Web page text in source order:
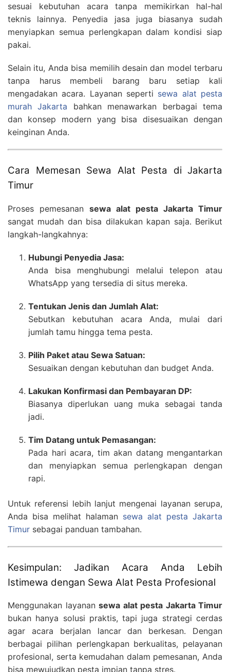
sesuai kebutuhan acara tanpa memikirkan hal-hal
teknis lainnya. Penyedia jasa juga biasanya sudah
menyiapkan semua perlengkapan dalam kondisi siap
pakai.
Selain itu, Anda bisa memilih desain dan model terbaru
tanpa harus membeli barang baru setiap kali
mengadakan acara. Layanan seperti sewa alat pesta
murah Jakarta bahkan menawarkan berbagai tema
dan konsep modern yang bisa disesuaikan dengan
keinginan Anda.
Cara Memesan Sewa Alat Pesta di Jakarta
Timur
Proses pemesanan sewa alat pesta Jakarta Timur
sangat mudah dan bisa dilakukan kapan saja. Berikut
langkah-langkahnya:
Hubungi Penyedia Jasa:
Anda bisa menghubungi melalui telepon atau
WhatsApp yang tersedia di situs mereka.
Tentukan Jenis dan Jumlah Alat:
Sebutkan kebutuhan acara Anda, mulai dari
jumlah tamu hingga tema pesta.
Pilih Paket atau Sewa Satuan:
Sesuaikan dengan kebutuhan dan budget Anda.
Lakukan Konfirmasi dan Pembayaran DP:
Biasanya diperlukan uang muka sebagai tanda
jadi.
Tim Datang untuk Pemasangan:
Pada hari acara, tim akan datang mengantarkan
dan menyiapkan semua perlengkapan dengan
rapi.
Untuk referensi lebih lanjut mengenai layanan serupa,
Anda bisa melihat halaman sewa alat pesta Jakarta
Timur sebagai panduan tambahan.
Kesimpulan: Jadikan Acara Anda Lebih
Istimewa dengan Sewa Alat Pesta Profesional
Menggunakan layanan sewa alat pesta Jakarta Timur
bukan hanya solusi praktis, tapi juga strategi cerdas
agar acara berjalan lancar dan berkesan. Dengan
berbagai pilihan perlengkapan berkualitas, pelayanan
profesional, serta kemudahan dalam pemesanan, Anda
bisa mewujudkan pesta impian tanpa stres.